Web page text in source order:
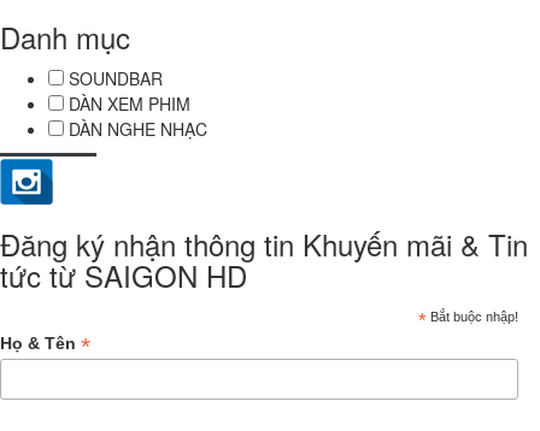
Danh mục
SOUNDBAR
DÀN XEM PHIM
DÀN NGHE NHẠC
Đăng ký nhận thông tin Khuyến mãi & Tin
tức từ SAIGON HD
* Bắt buộc nhập!
Họ & Tên *